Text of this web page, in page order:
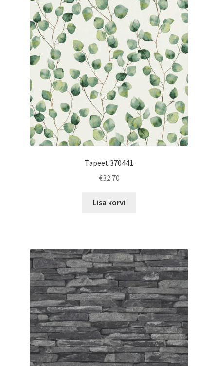
Tapeet 370441
€32.70
Lisa korvi